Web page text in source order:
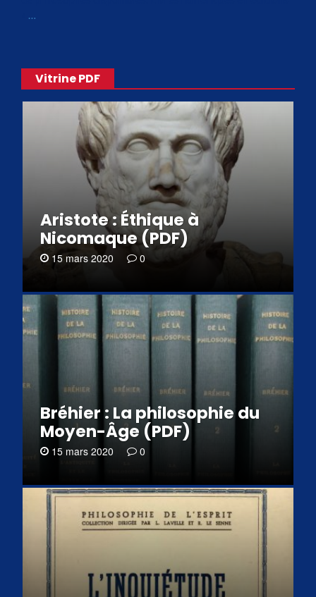
…
Vitrine PDF
Aristote : Éthique à
Nicomaque (PDF)
15 mars 2020 0
Bréhier : La philosophie du
Moyen-Âge (PDF)
15 mars 2020 0